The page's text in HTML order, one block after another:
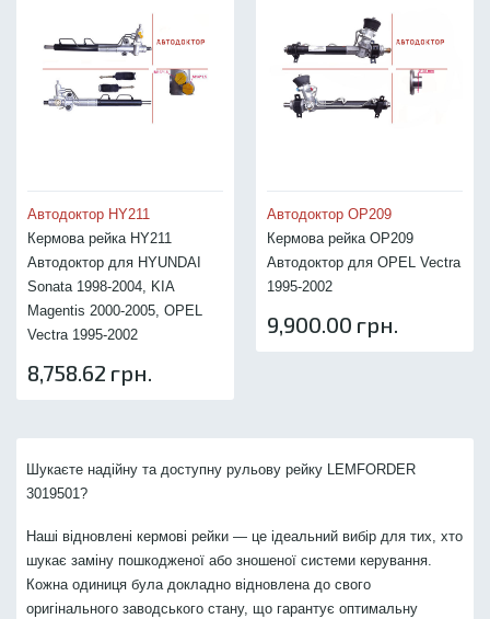
Автодоктор HY211
Кермова рейка HY211
Автодоктор для HYUNDAI
Sonata 1998-2004, KIA
Magentis 2000-2005, OPEL
Vectra 1995-2002
8,758.62 грн.
Автодоктор OP209
Кермова рейка OP209
Автодоктор для OPEL Vectra
1995-2002
9,900.00 грн.
Шукаєте надійну та доступну рульову рейку LEMFORDER
3019501?
Наші відновлені кермові рейки — це ідеальний вибір для тих, хто
шукає заміну пошкодженої або зношеної системи керування.
Кожна одиниця була докладно відновлена до свого
оригінального заводського стану, що гарантує оптимальну